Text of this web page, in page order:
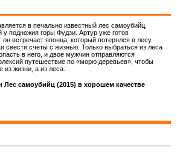
в печально известный лес самоубийц,
у подножия горы Фудзи. Артур уже готов
он встречает японца, который потерялся в лесу
свести счеты с жизнью. Только выбраться из леса
в него, и двое мужчин отправляются
путешествие по «морю деревьев», чтобы
жизни, а из леса.
Лес самоубийц (2015) в хорошем качестве